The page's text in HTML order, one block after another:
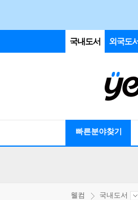
국내도서 외국도서
빠른분야찾기
웰컴 국내도서